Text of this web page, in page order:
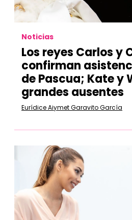
Noticias
Los reyes Carlos y
confirman
de Pascua; Kate y
grandes ausentes
Eurídice Aiymet Garavito García